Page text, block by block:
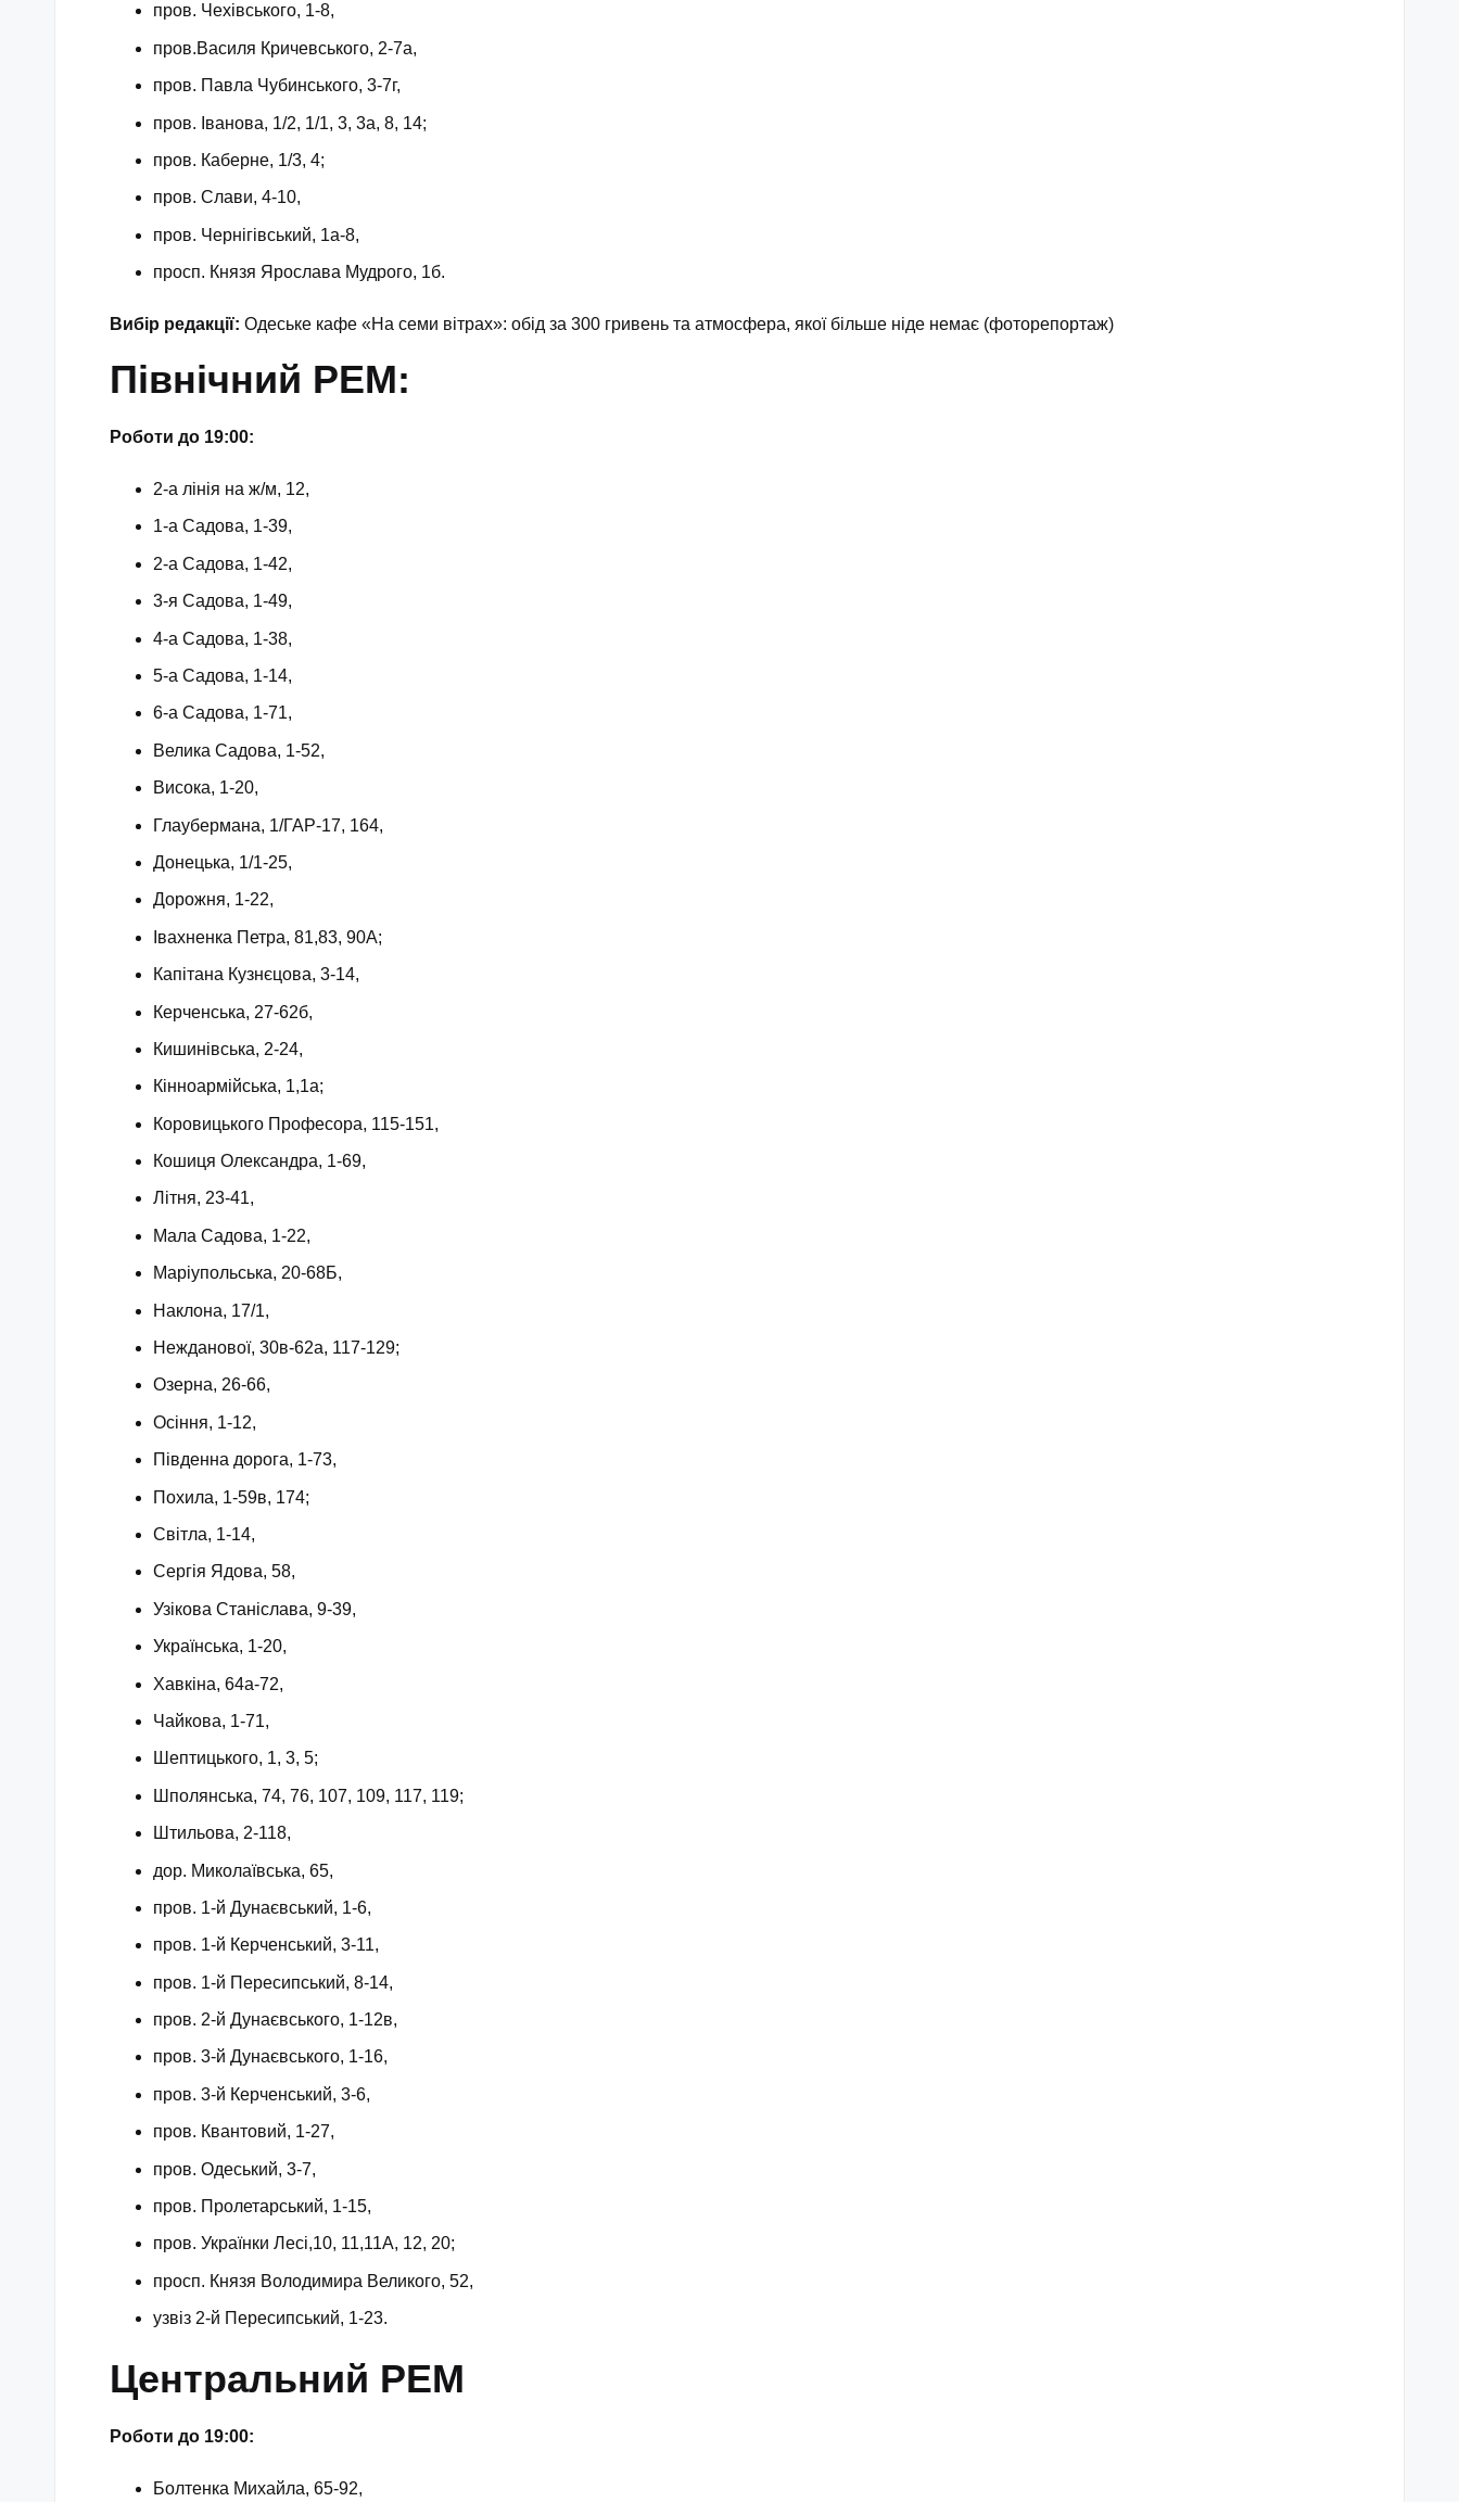
пров. Чехівського, 1-8,
пров.Василя Кричевського, 2-7а,
пров. Павла Чубинського, 3-7г,
пров. Іванова, 1/2, 1/1, 3, 3а, 8, 14;
пров. Каберне, 1/3, 4;
пров. Слави, 4-10,
пров. Чернігівський, 1а-8,
просп. Князя Ярослава Мудрого, 1б.
Вибір редакції: Одеське кафе «На семи вітрах»: обід за 300 гривень та атмосфера, якої більше ніде немає (фоторепортаж)
Північний РЕМ:
Роботи до 19:00:
2-а лінія на ж/м, 12,
1-а Садова, 1-39,
2-а Садова, 1-42,
3-я Садова, 1-49,
4-а Садова, 1-38,
5-а Садова, 1-14,
6-а Садова, 1-71,
Велика Садова, 1-52,
Висока, 1-20,
Глаубермана, 1/ГАР-17, 164,
Донецька, 1/1-25,
Дорожня, 1-22,
Івахненка Петра, 81,83, 90А;
Капітана Кузнєцова, 3-14,
Керченська, 27-62б,
Кишинівська, 2-24,
Кінноармійська, 1,1а;
Коровицького Професора, 115-151,
Кошиця Олександра, 1-69,
Літня, 23-41,
Мала Садова, 1-22,
Маріупольська, 20-68Б,
Наклона, 17/1,
Нежданової, 30в-62а, 117-129;
Озерна, 26-66,
Осіння, 1-12,
Південна дорога, 1-73,
Похила, 1-59в, 174;
Світла, 1-14,
Сергія Ядова, 58,
Узікова Станіслава, 9-39,
Українська, 1-20,
Хавкіна, 64а-72,
Чайкова, 1-71,
Шептицького, 1, 3, 5;
Шполянська, 74, 76, 107, 109, 117, 119;
Штильова, 2-118,
дор. Миколаївська, 65,
пров. 1-й Дунаєвський, 1-6,
пров. 1-й Керченський, 3-11,
пров. 1-й Пересипський, 8-14,
пров. 2-й Дунаєвського, 1-12в,
пров. 3-й Дунаєвського, 1-16,
пров. 3-й Керченський, 3-6,
пров. Квантовий, 1-27,
пров. Одеський, 3-7,
пров. Пролетарський, 1-15,
пров. Українки Лесі,10, 11,11А, 12, 20;
просп. Князя Володимира Великого, 52,
узвіз 2-й Пересипський, 1-23.
Центральний РЕМ
Роботи до 19:00:
Болтенка Михайла, 65-92,